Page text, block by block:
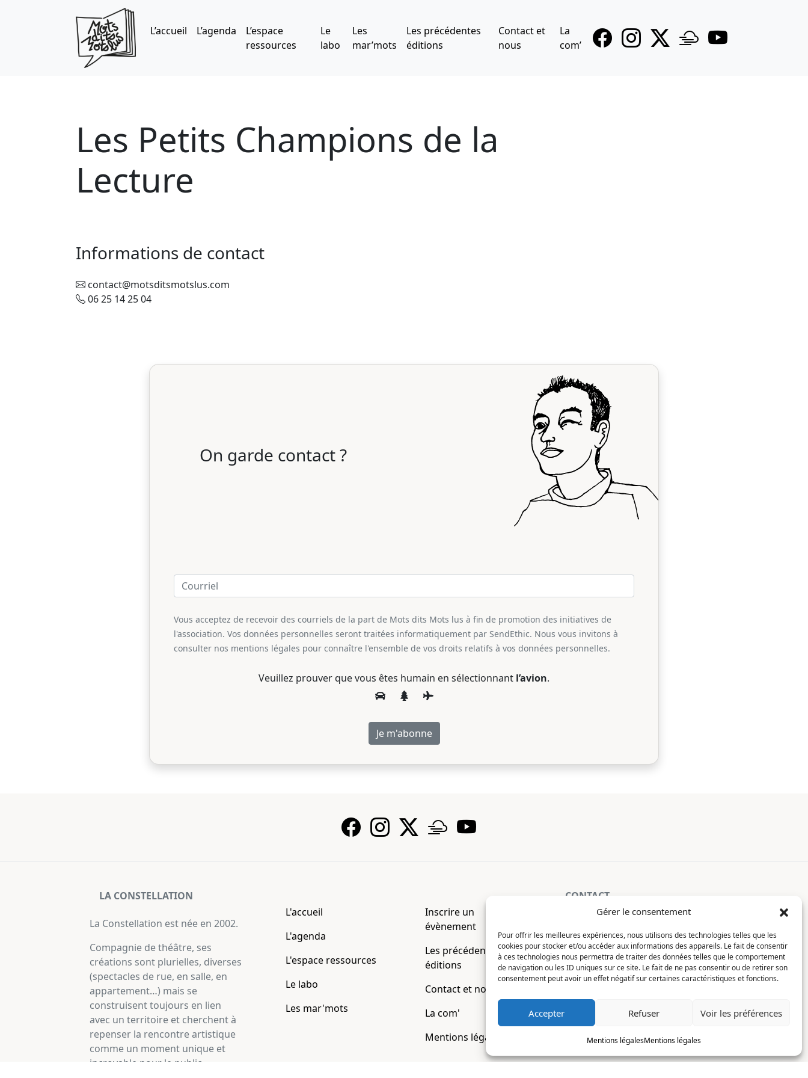
Gérer le consentement
Pour offrir les meilleures expériences, nous utilisons des technologies telles que les
cookies pour stocker et/ou accéder aux informations des appareils. Le fait de consentir
à ces technologies nous permettra de traiter des données telles que le comportement
de navigation ou les ID uniques sur ce site. Le fait de ne pas consentir ou de retirer son
consentement peut avoir un effet négatif sur certaines caractéristiques et fonctions.
Accepter Refuser Voir les préférences
Mentions légalesMentions légales
L’accueil
L’agenda
L’espace
ressources
Le
labo
Les
mar’mots
Les précédentes
éditions
Contact et
nous
La
com’
Je lis, je m'inscris
Les Petits Champions de la
Lecture
Informations de contact
contact@motsditsmotslus.com
06 25 14 25 04
On garde contact ?
Vous acceptez de recevoir des courriels de la part de Mots dits Mots lus à fin de promotion des initiatives de
l'association. Vos données personnelles seront traitées informatiquement par SendEthic. Nous vous invitons à
consulter nos mentions légales pour connaître l'ensemble de vos droits relatifs à vos données personnelles.
Veuillez prouver que vous êtes humain en sélectionnant l’avion.
LA CONSTELLATION
La Constellation est née en 2002.
Compagnie de théâtre, ses
créations sont plurielles, diverses
(spectacles de rue, en salle, en
appartement…) mais se
construisent toujours en lien
avec un territoire et cherchent à
repenser la rencontre artistique
comme un moment unique et
incroyable pour le public
L'accueil
L'agenda
L'espace ressources
Le labo
Les mar'mots
Inscrire un
évènement
Les précédentes
éditions
Contact et nous
La com'
Mentions légales
CONTACT
7 chemin du Clotay
91350 Grigny
FRANCE
contact@motsditsmotslus.com
01 69 02 20 15